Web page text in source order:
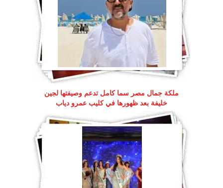
ملكة جمال مصر سما كامل تدعم وصيفتها لجين
خليفة بعد ظهورها في كليب عمرو دياب